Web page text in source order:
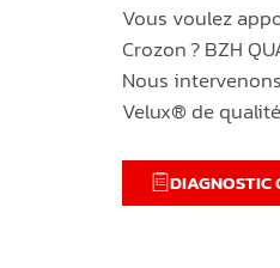
Vous voulez
Crozon ? BZH
Nous
Velux® de
DIAGNOSTIC